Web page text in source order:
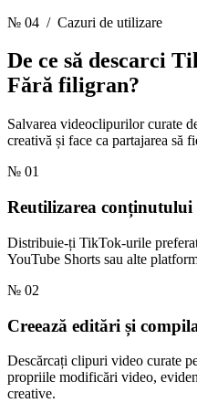
№ 04 / Cazuri de utilizare
De ce să descarci
Fără filigran?
Salvarea videoclipurilor curate
creativă și face ca partajarea să
№ 01
Reutilizarea conținutului
Distribuie-ți TikTok-urile
YouTube Shorts sau alte
№ 02
Creează editări și
Descărcați clipuri video curate
propriile modificări video,
creative.